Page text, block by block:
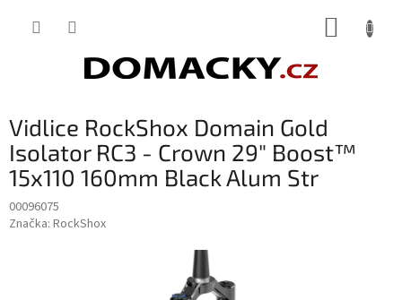
Vidlice RockShox Domain Gold
Isolator RC3 - Crown 29" Boost™
15x110 160mm Black Alum Str
00096075
Značka: RockShox